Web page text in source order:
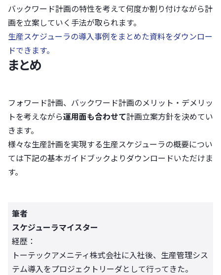
バックワード計画の特性を考えて何度か割り付けながら計
画を立案していく手法が取られます。
生産スケジューラの導入事例をまとめた資料をダウンロー
ドできます。
まとめ
フォワード計画、バックワード計画のメリット・デメリッ
トを考えながら運用面も合わせて計画立案方針を決めてい
きます。
様々な生産計画を実現する生産スケジューラの概要につい
ては下記の基本ガイドブックよりダウンロードいただけま
す。
筆者
スケジューラマイスター
経歴：
トーテックアメニティ株式会社に入社後、生産管理シス
テム導入をプロジェクトリーダとして行ってきた。